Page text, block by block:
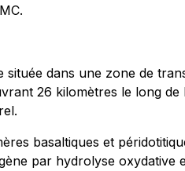
dans une zone de
26 kilomètres le long
basaltiques et
par hydrolyse oxydative